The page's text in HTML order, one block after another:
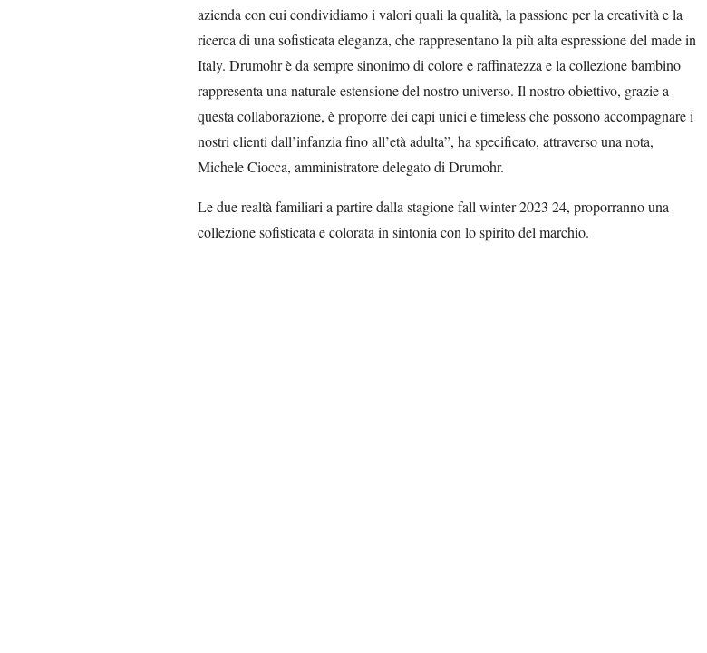
azienda con cui condividiamo i valori quali la qualità, la passione per la creatività e la
ricerca di una sofisticata eleganza, che rappresentano la più alta espressione del made in
Italy. Drumohr è da sempre sinonimo di colore e raffinatezza e la collezione bambino
rappresenta una naturale estensione del nostro universo. Il nostro obiettivo, grazie a
questa collaborazione, è proporre dei capi unici e timeless che possono accompagnare i
nostri clienti dall’infanzia fino all’età adulta”, ha specificato, attraverso una nota,
Michele Ciocca, amministratore delegato di Drumohr.
Le due realtà familiari a partire dalla stagione fall winter 2023 24, proporranno una
collezione sofisticata e colorata in sintonia con lo spirito del marchio.